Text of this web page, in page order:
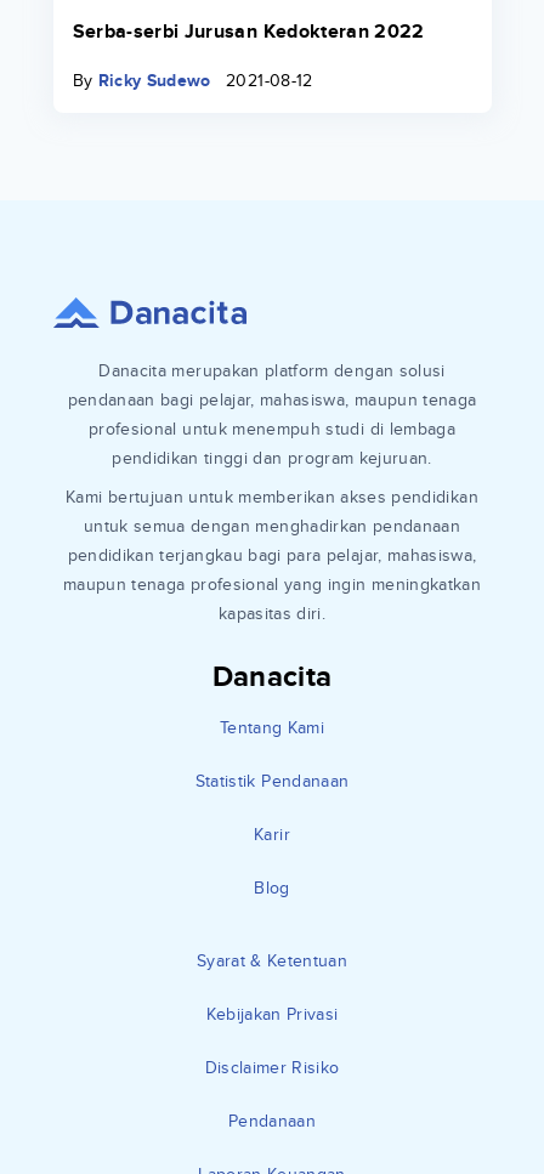
Serba-serbi Jurusan Kedokteran 2022
By Ricky Sudewo 2021-08-12
Danacita
Tentang Kami
Statistik Pendanaan
Karir
Blog
Syarat & Ketentuan
Kebijakan Privasi
Disclaimer Risiko
Pendanaan
Danacita merupakan platform dengan solusi
pendanaan bagi pelajar, mahasiswa, maupun tenaga
profesional untuk menempuh studi di lembaga
pendidikan tinggi dan program kejuruan.
Kami bertujuan untuk memberikan akses pendidikan
untuk semua dengan menghadirkan pendanaan
pendidikan terjangkau bagi para pelajar, mahasiswa,
maupun tenaga profesional yang ingin meningkatkan
kapasitas diri.